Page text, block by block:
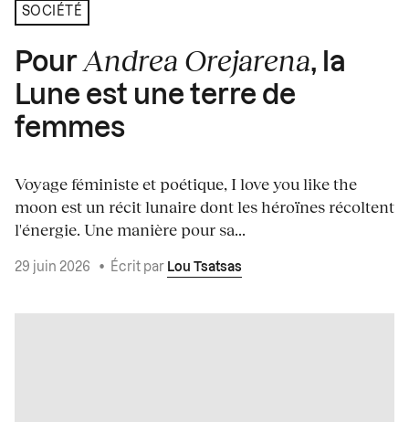
SOCIÉTÉ
Pour Andrea Orejarena, la
Lune est une terre de
femmes
Voyage féministe et poétique, I love you like the
moon est un récit lunaire dont les héroïnes récoltent
l'énergie. Une manière pour sa...
29 juin 2026 • Écrit par Lou Tsatsas